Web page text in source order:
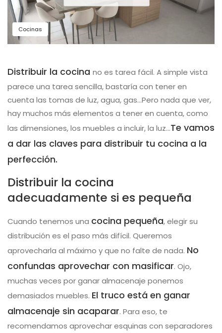
Cocinas
Distribuir la cocina no es tarea fácil. A simple vista
parece una tarea sencilla, bastaría con tener en
cuenta las tomas de luz, agua, gas…Pero nada que ver,
hay muchos más elementos a tener en cuenta, como
las dimensiones, los muebles a incluir, la luz…Te vamos
a dar las claves para distribuir tu cocina a la
perfección.
Distribuir la cocina
adecuadamente si es pequeña
Cuando tenemos una cocina pequeña, elegir su
distribución es el paso más difícil. Queremos
aprovecharla al máximo y que no falte de nada. No
confundas aprovechar con masificar. Ojo,
muchas veces por ganar almacenaje ponemos
demasiados muebles. El truco está en ganar
almacenaje sin acaparar. Para eso, te
recomendamos aprovechar esquinas con separadores